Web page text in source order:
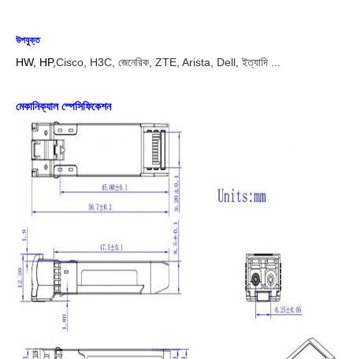
উপযুক্ত
HW, HP,Cisco, H3C, জেনেরিক, ZTE, Arista, Dell, ইত্যাদি ...
মেকানিক্যাল স্পেসিফিকেশন